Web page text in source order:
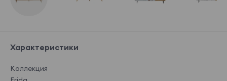
Характеристики
Коллекция